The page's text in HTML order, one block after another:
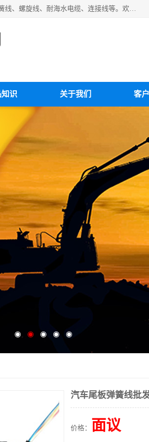
扬州市斯拜秀电缆厂专业生产：弹性电缆、弹簧电缆线、挂车螺旋线、螺旋电缆、弹簧线、螺旋线、耐海水电缆、连接线等。欢迎来电咨询！
识 关于我们 客
汽车尾板弹簧线批
价格： 面议